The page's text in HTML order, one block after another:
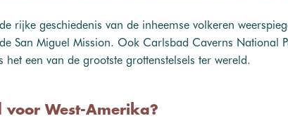
rijke geschiedenis van de inheemse volkeren
San Miguel Mission. Ook Carlsbad Caverns
een van de grootste grottenstelsels ter wereld.
voor West-Amerika?